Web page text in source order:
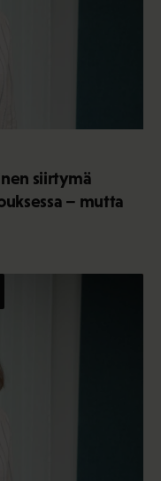
siirtymä
– mutta